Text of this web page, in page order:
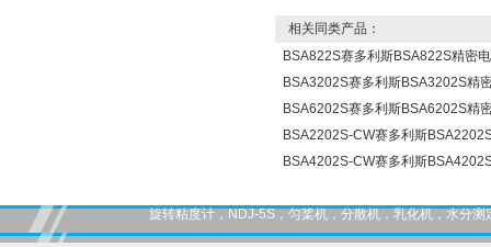
相关同类产品：
BSA822S赛多利斯BSA822S精密
BSA3202S赛多利斯BSA3202S精
BSA6202S赛多利斯BSA6202S精
BSA2202S-CW赛多利斯
BSA4202S-CW赛多利斯
旋转粘度计，NDJ-5S，匀桨机，分散机，乳化机，水分